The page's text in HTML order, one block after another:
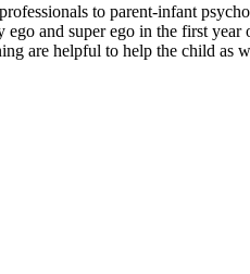
to parent-infant
and super ego in the first
are helpful to help the child as